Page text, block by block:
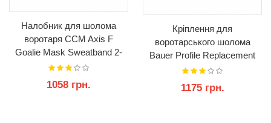
Налобник для шолома
воротаря CCM Axis F
Goalie Mask Sweatband 2-
Pack
1058 грн.
Кріплення для
воротарського шолома
Bauer Profile Replacement
Backplate Strap
1175 грн.